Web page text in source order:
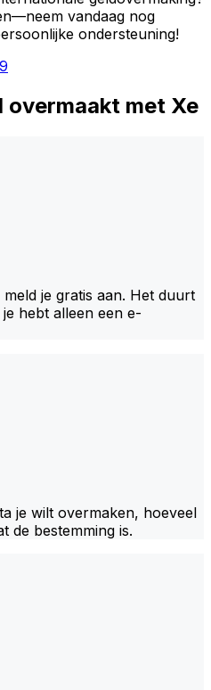
vandaag nog
ondersteuning!
overmaakt met Xe
je gratis aan. Het duurt
hebt alleen een e-
je wilt overmaken, hoeveel
de bestemming is.